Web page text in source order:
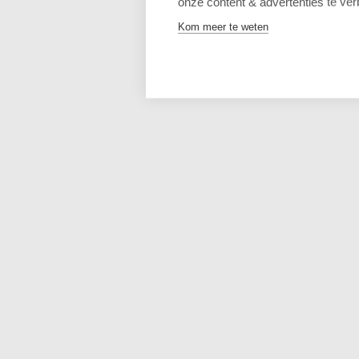
Kom meer te weten